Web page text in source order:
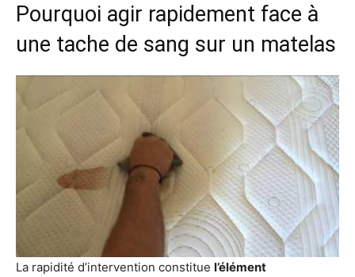
Pourquoi agir rapidement face à
une tache de sang sur un matelas
La rapidité d’intervention constitue l’élément